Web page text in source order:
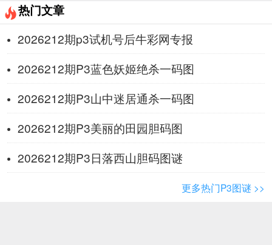
热门文章
2026212期p3试机号后牛彩网专报
2026212期P3蓝色妖姬绝杀一码图
2026212期P3山中迷居通杀一码图
2026212期P3美丽的田园胆码图
2026212期P3日落西山胆码图谜
更多热门P3图谜 >>